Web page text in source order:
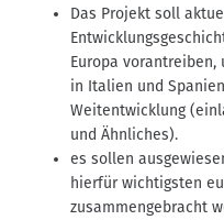
Das Projekt soll
Europa vorantreiben,
in Italien und
Weitentwicklung
und Ähnliches).
es sollen
hierfür wichtigsten
zusammengebracht